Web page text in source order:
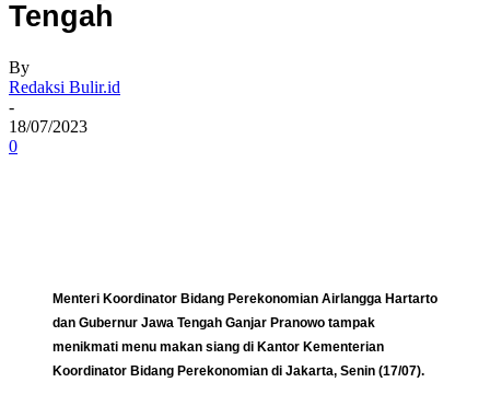
Tengah
By
Redaksi Bulir.id
-
18/07/2023
0
Menteri Koordinator Bidang Perekonomian Airlangga Hartarto
dan Gubernur Jawa Tengah Ganjar Pranowo tampak
menikmati menu makan siang di Kantor Kementerian
Koordinator Bidang Perekonomian di Jakarta, Senin (17/07).